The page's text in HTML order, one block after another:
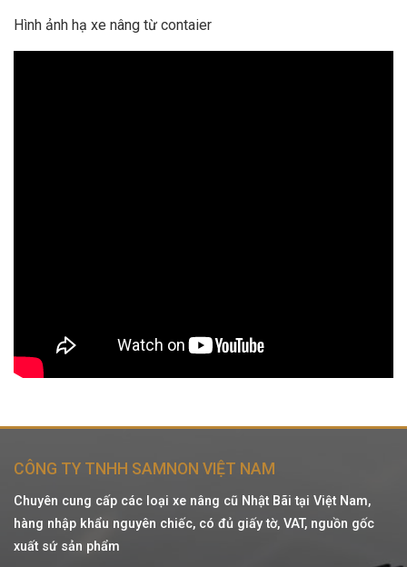
Hình ảnh hạ xe nâng từ contaier
CÔNG TY TNHH SAMNON VIỆT NAM
Chuyên cung cấp các loại xe nâng cũ Nhật Bãi tại Việt Nam,
hàng nhập khẩu nguyên chiếc, có đủ giấy tờ, VAT, nguồn gốc
xuất sứ sản phẩm